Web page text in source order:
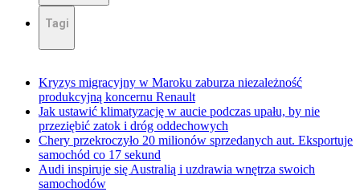
Tagi
Kryzys migracyjny w Maroku zaburza niezależność
produkcyjną koncernu Renault
Jak ustawić klimatyzację w aucie podczas upału, by nie
przeziębić zatok i dróg oddechowych
Chery przekroczyło 20 milionów sprzedanych aut. Eksportuje
samochód co 17 sekund
Audi inspiruje się Australią i uzdrawia wnętrza swoich
samochodów